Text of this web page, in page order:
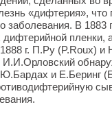
«дифтерия», что
заболевания. В 1883
пленки,
г. П.Ру (P.Roux)
И.И.Орловский
и Е.Беринг